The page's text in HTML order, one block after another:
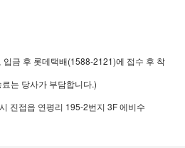
금 후 롯데택배(1588-2121)에 접수 후 착
는 당사가 부담합니다.)
진접읍 연평리 195-2번지 3F 에비수